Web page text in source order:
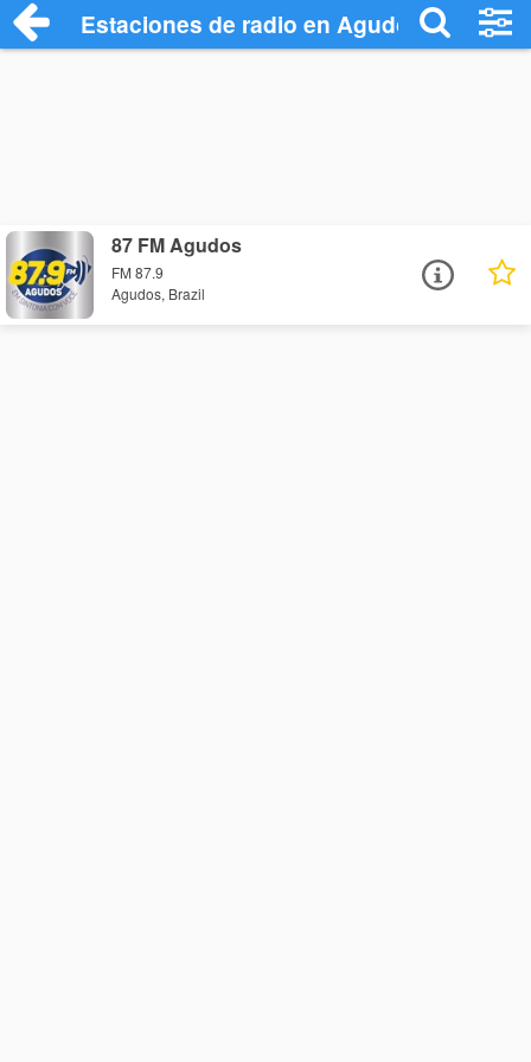
Estaciones de radio en Agudos -
87 FM Agudos
FM 87.9
Agudos, Brazil